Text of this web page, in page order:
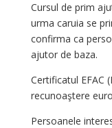
Cursul de prim
urma caruia se
confirma ca
ajutor de baza.
Certificatul EFAC
recunoaştere
Persoanele